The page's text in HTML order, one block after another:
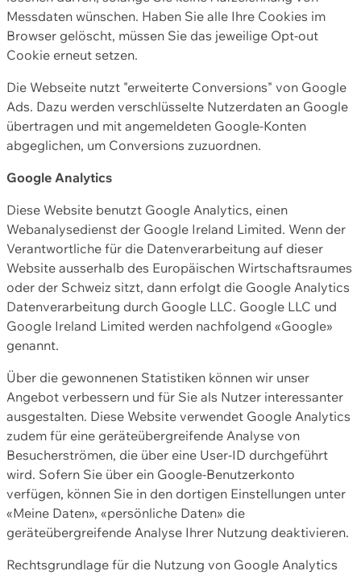
Messdaten wünschen. Haben Sie alle Ihre Cookies im
Browser gelöscht, müssen Sie das jeweilige Opt-out
Cookie erneut setzen.
Die Webseite nutzt "erweiterte Conversions" von Google
Ads. Dazu werden verschlüsselte Nutzerdaten an Google
übertragen und mit angemeldeten Google-Konten
abgeglichen, um Conversions zuzuordnen.
Google Analytics
Diese Website benutzt Google Analytics, einen
Webanalysedienst der Google Ireland Limited. Wenn der
Verantwortliche für die Datenverarbeitung auf dieser
Website ausserhalb des Europäischen Wirtschaftsraumes
oder der Schweiz sitzt, dann erfolgt die Google Analytics
Datenverarbeitung durch Google LLC. Google LLC und
Google Ireland Limited werden nachfolgend «Google»
genannt.
Über die gewonnenen Statistiken können wir unser
Angebot verbessern und für Sie als Nutzer interessanter
ausgestalten. Diese Website verwendet Google Analytics
zudem für eine geräteübergreifende Analyse von
Besucherströmen, die über eine User-ID durchgeführt
wird. Sofern Sie über ein Google-Benutzerkonto
verfügen, können Sie in den dortigen Einstellungen unter
«Meine Daten», «persönliche Daten» die
geräteübergreifende Analyse Ihrer Nutzung deaktivieren.
Rechtsgrundlage für die Nutzung von Google Analytics